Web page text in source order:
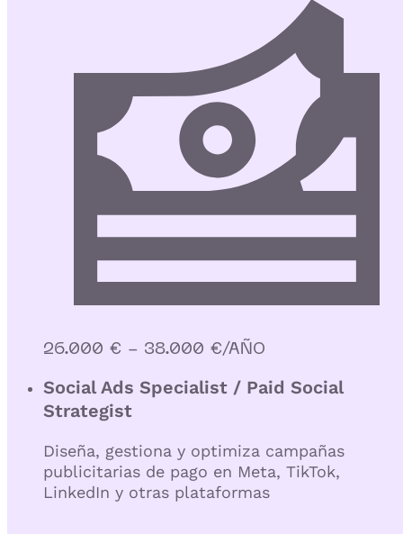
26.000 € - 38.000 €/AÑO
Social Ads Specialist / Paid Social
Strategist
Diseña, gestiona y optimiza campañas
publicitarias de pago en Meta, TikTok,
LinkedIn y otras plataformas